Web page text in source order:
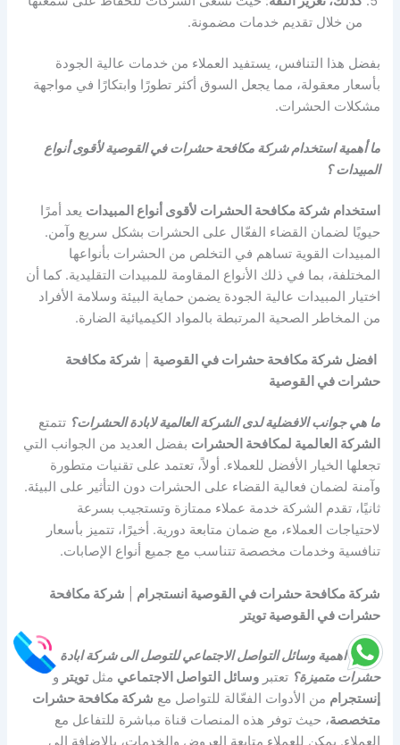
من خلال تقديم خدمات مضمونة.
بفضل هذا التنافس، يستفيد العملاء من خدمات عالية الجودة
بأسعار معقولة، مما يجعل السوق أكثر تطورًا وابتكارًا في مواجهة
مشكلات الحشرات.
ما أهمية استخدام شركة مكافحة حشرات في القوصية لأقوى أنواع
المبيدات ؟
استخدام شركة مكافحة الحشرات لأقوى أنواع المبيدات يعد أمرًا
حيويًا لضمان القضاء الفعّال على الحشرات بشكل سريع وآمن.
المبيدات القوية تساهم في التخلص من الحشرات بأنواعها
المختلفة، بما في ذلك الأنواع المقاومة للمبيدات التقليدية. كما أن
اختيار المبيدات عالية الجودة يضمن حماية البيئة وسلامة الأفراد
من المخاطر الصحية المرتبطة بالمواد الكيميائية الضارة.
افضل شركة مكافحة حشرات في القوصية
شركة مكافحة
حشرات في القوصية
ما هي جوانب الافضلية لدى الشركة العالمية لابادة الحشرات؟ تتمتع
الشركة العالمية لمكافحة الحشرات بفضل العديد من الجوانب التي
تجعلها الخيار الأفضل للعملاء. أولاً، تعتمد على تقنيات متطورة
وآمنة لضمان فعالية القضاء على الحشرات دون التأثير على البيئة.
ثانيًا، تقدم الشركة خدمة عملاء ممتازة وتستجيب بسرعة
لاحتياجات العملاء، مع ضمان متابعة دورية. أخيرًا، تتميز بأسعار
تنافسية وخدمات مخصصة تتناسب مع جميع أنواع الإصابات.
شركة مكافحة حشرات في القوصية انستجرام
شركة مكافحة
حشرات في القوصية تويتر
ما هي اهمية وسائل التواصل الاجتماعي للتوصل الى شركة ابادة
حشرات متميزة؟ تعتبروسائل التواصل الاجتماعي مثلتويتر و
إنستجرام من الأدوات الفعّالة للتواصل مع شركة مكافحة حشرات
متخصصة، حيث توفر هذه المنصات قناة مباشرة للتفاعل مع